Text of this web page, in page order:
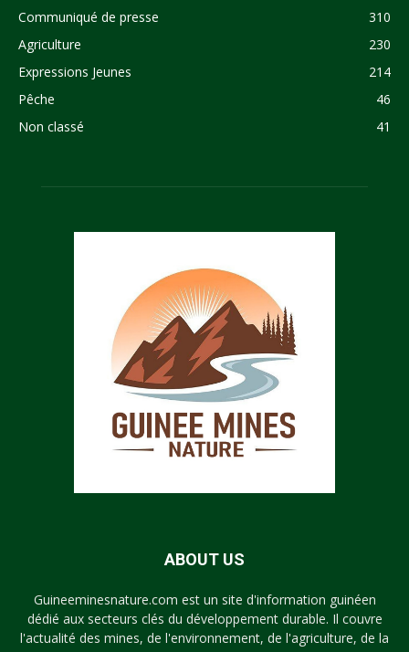
Communiqué de presse
310
Agriculture
230
Expressions Jeunes
214
Pêche
46
Non classé
41
ABOUT US
Guineeminesnature.com est un site d'information guinéen
dédié aux secteurs clés du développement durable. Il couvre
l'actualité des mines, de l'environnement, de l'agriculture, de la